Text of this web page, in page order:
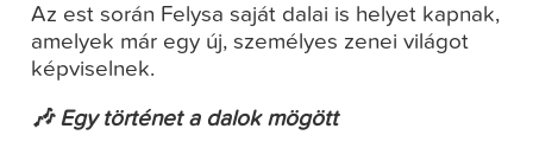
Az est során Felysa saját dalai is helyet kapnak,
amelyek már egy új, személyes zenei világot
képviselnek.
🎶 Egy történet a dalok mögött